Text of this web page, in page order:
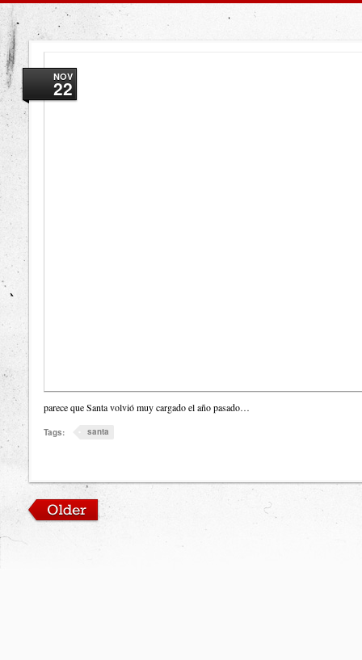
NOV
22
parece que Santa volvió muy cargado el año pasado…
Tags: santa